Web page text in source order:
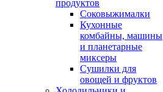
продуктов
Соковыжималки
Кухонные
комбайны, машины
и планетарные
миксеры
Сушилки для
овощей и фруктов